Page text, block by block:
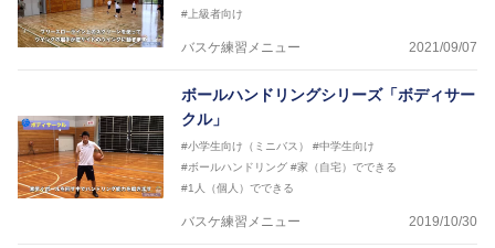
#上級者向け
バスケ練習メニュー 2021/09/07
ボールハンドリングシリーズ「ボディサー
クル」
#小学生向け（ミニバス）
#中学生向け
#ボールハンドリング #家（自宅）でできる
#1人（個人）でできる
バスケ練習メニュー 2019/10/30